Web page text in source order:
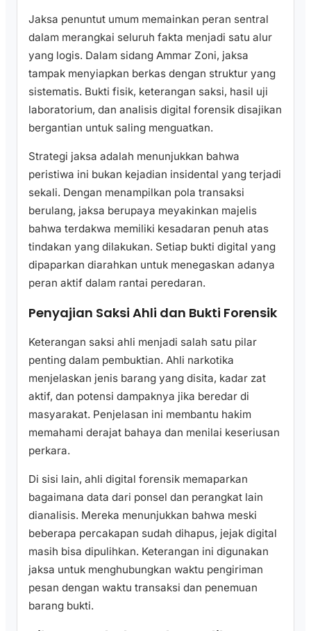
Jaksa penuntut umum memainkan peran sentral
dalam merangkai seluruh fakta menjadi satu alur
yang logis. Dalam sidang Ammar Zoni, jaksa
tampak menyiapkan berkas dengan struktur yang
sistematis. Bukti fisik, keterangan saksi, hasil uji
laboratorium, dan analisis digital forensik disajikan
bergantian untuk saling menguatkan.
Strategi jaksa adalah menunjukkan bahwa
peristiwa ini bukan kejadian insidental yang terjadi
sekali. Dengan menampilkan pola transaksi
berulang, jaksa berupaya meyakinkan majelis
bahwa terdakwa memiliki kesadaran penuh atas
tindakan yang dilakukan. Setiap bukti digital yang
dipaparkan diarahkan untuk menegaskan adanya
peran aktif dalam rantai peredaran.
Penyajian Saksi Ahli dan Bukti Forensik
Keterangan saksi ahli menjadi salah satu pilar
penting dalam pembuktian. Ahli narkotika
menjelaskan jenis barang yang disita, kadar zat
aktif, dan potensi dampaknya jika beredar di
masyarakat. Penjelasan ini membantu hakim
memahami derajat bahaya dan menilai keseriusan
perkara.
Di sisi lain, ahli digital forensik memaparkan
bagaimana data dari ponsel dan perangkat lain
dianalisis. Mereka menunjukkan bahwa meski
beberapa percakapan sudah dihapus, jejak digital
masih bisa dipulihkan. Keterangan ini digunakan
jaksa untuk menghubungkan waktu pengiriman
pesan dengan waktu transaksi dan penemuan
barang bukti.